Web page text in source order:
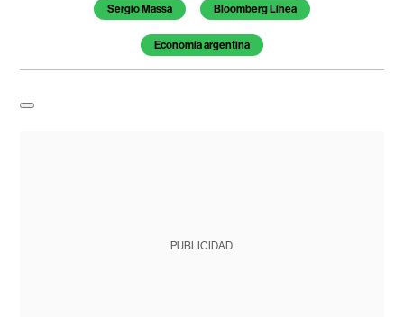
Sergio Massa Bloomberg Línea
Economía argentina
PUBLICIDAD